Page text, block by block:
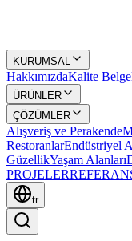
KURUMSAL
HakkımızdaKalite
ÜRÜNLER
ÇÖZÜMLER
Alışveriş ve Perakende
RestoranlarEndüstriyel
GüzellikYaşam Alanları
PROJELER
tr